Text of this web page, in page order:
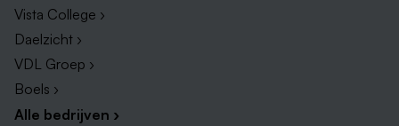
Vista College ›
Daelzicht ›
VDL Groep ›
Boels ›
Alle bedrijven ›